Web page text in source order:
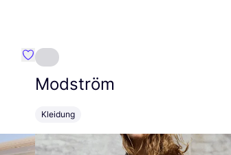
Favorit Les Deux
Modström
Kleidung